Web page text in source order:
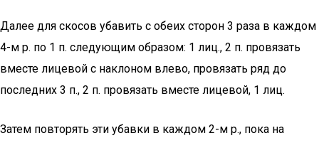
Далее для скосов убавить с обеих сторон 3 раза в каждом
4-м р. по 1 п. следующим образом: 1 лиц., 2 п. провязать
вместе лицевой с наклоном влево, провязать ряд до
последних 3 п., 2 п. провязать вместе лицевой, 1 лиц.
Затем повторять эти убавки в каждом 2-м р., пока на